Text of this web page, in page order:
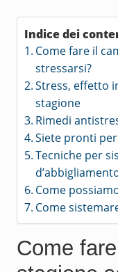
Indice dei
Come fare il
stressarsi?
Stress, effetto
stagione
Rimedi
Siete pronti
Tecniche per
Come
Come
Come